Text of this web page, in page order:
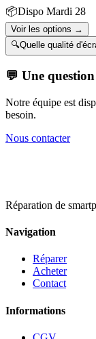
📦Dispo Mardi 28
Voir les options →
🔍Quelle qualité
💬 Une
Notre équipe est
besoin.
Nous contacter
Réparation de
Navigation
Réparer
Acheter
Contact
Informations